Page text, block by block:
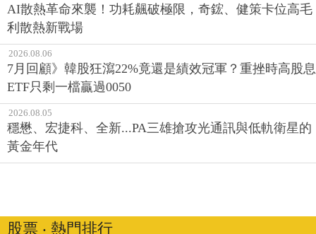
AI散熱革命來襲！功耗飆破極限，奇鋐、健策卡位高毛
利散熱新戰場
2026.08.06
7月回顧》韓股狂瀉22%竟還是績效冠軍？重挫時高股息
ETF只剩一檔贏過0050
2026.08.05
穩懋、宏捷科、全新...PA三雄搶攻光通訊與低軌衛星的
黃金年代
股票 ‧ 熱門排行